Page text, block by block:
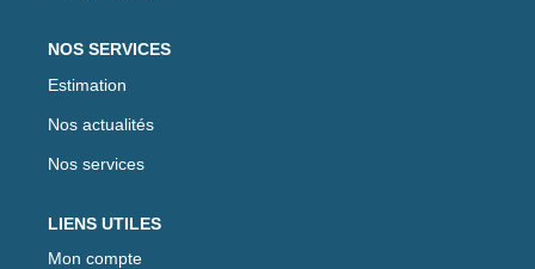
NOS SERVICES
Estimation
Nos actualités
Nos services
LIENS UTILES
Mon compte